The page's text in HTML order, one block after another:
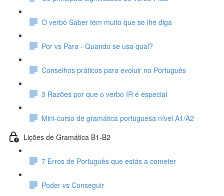
O verbo Saber tem muito que se lhe diga
Por vs Para - Quando se usa qual?
Conselhos práticos para evoluir no Português
3 Razões por que o verbo IR é especial
Mini-curso de gramática portuguesa nível A1/A2
Lições de Gramática B1-B2
7 Erros de Português que estás a cometer
Poder vs Conseguir